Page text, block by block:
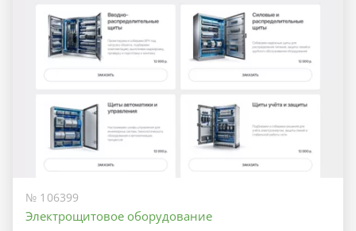
№ 106399
Электрощитовое оборудование